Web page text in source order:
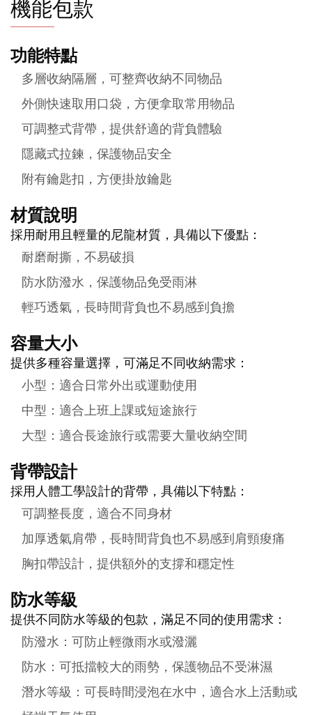
機能包款
功能特點
多層收納隔層，可整齊收納不同物品
外側快速取用口袋，方便拿取常用物品
可調整式背帶，提供舒適的背負體驗
隱藏式拉鍊，保護物品安全
附有鑰匙扣，方便掛放鑰匙
材質說明
採用耐用且輕量的尼龍材質，具備以下優點：
耐磨耐撕，不易破損
防水防潑水，保護物品免受雨淋
輕巧透氣，長時間背負也不易感到負擔
容量大小
提供多種容量選擇，可滿足不同收納需求：
小型：適合日常外出或運動使用
中型：適合上班上課或短途旅行
大型：適合長途旅行或需要大量收納空間
背帶設計
採用人體工學設計的背帶，具備以下特點：
可調整長度，適合不同身材
加厚透氣肩帶，長時間背負也不易感到肩頸痠痛
胸扣帶設計，提供額外的支撐和穩定性
防水等級
提供不同防水等級的包款，滿足不同的使用需求：
防潑水：可防止輕微雨水或潑灑
防水：可抵擋較大的雨勢，保護物品不受淋濕
潛水等級：可長時間浸泡在水中，適合水上活動或